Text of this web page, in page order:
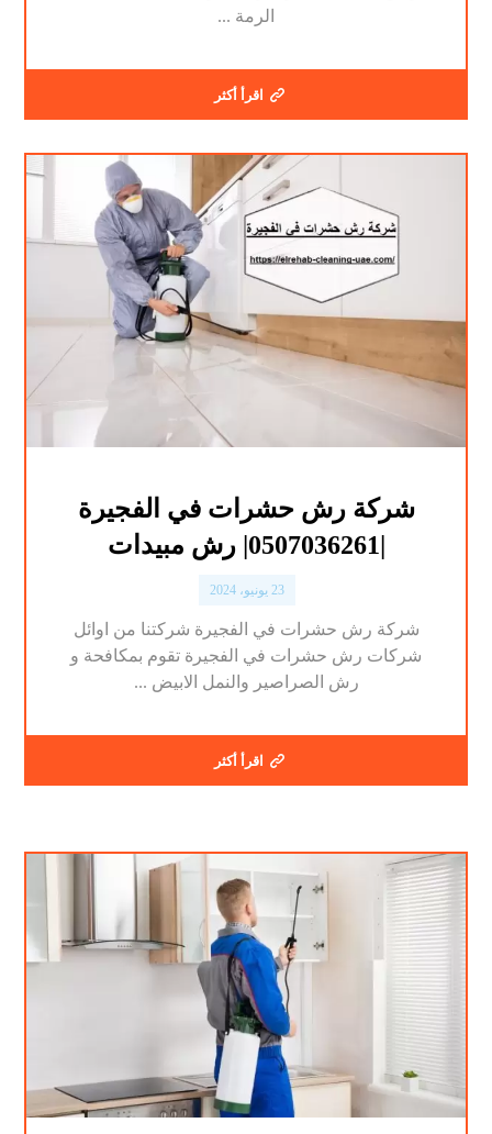
الرمة ...
اقرأ أكثر
شركة رش حشرات في الفجيرة
23 يونيو، 2024
شركة رش حشرات في الفجيرة شركتنا من اوائل
شركات رش حشرات في الفجيرة تقوم بمكافحة و
رش الصراصير والنمل الابيض ...
اقرأ أكثر